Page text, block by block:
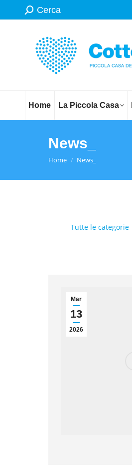
Search:
Cerca
Home La Piccola Casa
News_
You are here:
Home News_
Tutte le categorie
Mar
13
2026